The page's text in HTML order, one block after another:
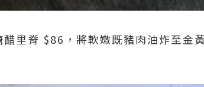
里脊 $86，將軟嫩既豬肉油炸至金